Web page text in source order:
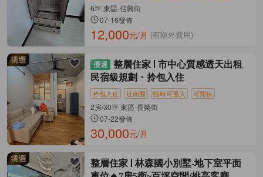
6坪 東區-信興街
07-16發佈
12,000元/月 (有額外費用)
整層住家
市中心質感透天出租
民宿級規劃・拎包入住
拎包入住 近商圈 隨時可遷入 可開伙
2房/30坪 東區-長榮街
07-22發佈
30,000元/月
整層住家
林森國小別墅-地下室平面